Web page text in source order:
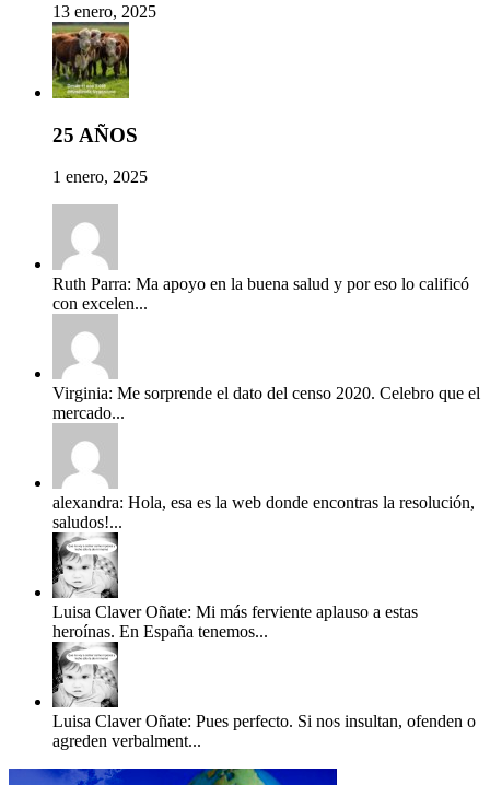
13 enero, 2025
25 AÑOS
1 enero, 2025
Ruth Parra: Ma apoyo en la buena salud y por eso lo calificó
con excelen...
Virginia: Me sorprende el dato del censo 2020. Celebro que el
mercado...
alexandra: Hola, esa es la web donde encontras la resolución,
saludos!...
Luisa Claver Oñate: Mi más ferviente aplauso a estas
heroínas. En España tenemos...
Luisa Claver Oñate: Pues perfecto. Si nos insultan, ofenden o
agreden verbalment...